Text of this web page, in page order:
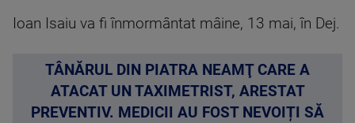
Ioan Isaiu va fi înmormântat mâine, 13 mai, în Dej.
TÂNĂRUL DIN PIATRA NEAMŢ CARE A
ATACAT UN TAXIMETRIST, ARESTAT
PREVENTIV. MEDICII AU FOST NEVOIȚI SĂ